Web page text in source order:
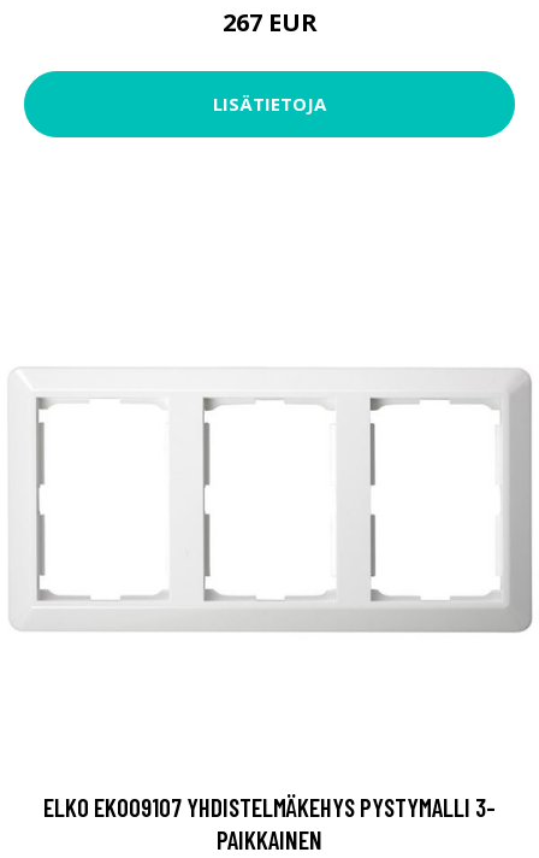
267 EUR
LISÄTIETOJA
ELKO EKO09107 YHDISTELMÄKEHYS PYSTYMALLI 3-
PAIKKAINEN